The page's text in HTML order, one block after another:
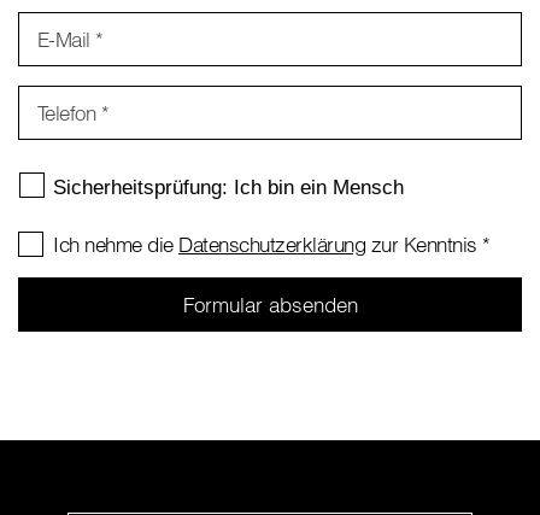
E-Mail *
Telefon *
Ich nehme die Datenschutzerklärung zur Kenntnis *